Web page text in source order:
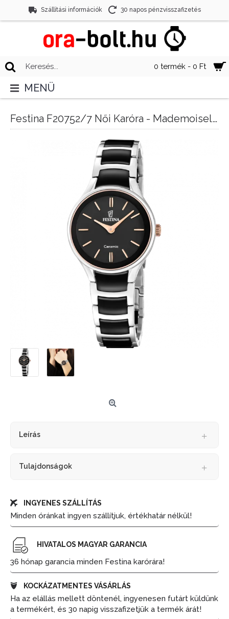
Szállítási információk 30 napos pénzvisszafizetés
0 termék - 0 Ft
MENÜ
Festina F20752/7 Női Karóra - Mademoiselle Ceramic
Leírás
Tulajdonságok
INGYENES SZÁLLÍTÁS
Minden óránkat ingyen szállítjuk, értékhatár nélkül!
HIVATALOS MAGYAR GARANCIA
36 hónap garancia minden Festina karórára!
KOCKÁZATMENTES VÁSÁRLÁS
Ha az elállás mellett döntenél, ingyenesen futárt küldünk
a termékért, és 30 napig visszafizetjük a termék árát!